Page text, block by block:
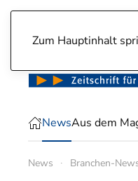
Zum Hauptinhalt
NewsAus dem
News Branchen-